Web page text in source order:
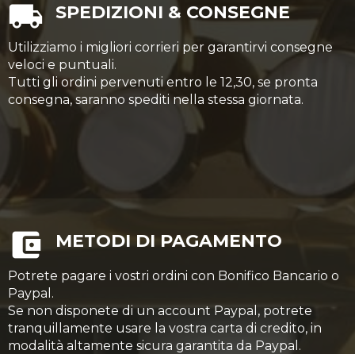
SPEDIZIONI & CONSEGNE
Utilizziamo i migliori corrieri per garantirvi consegne
veloci e puntuali.
Tutti gli ordini pervenuti entro le 12,30, se pronta
consegna, saranno spediti nella stessa giornata.
METODI DI PAGAMENTO
Potrete pagare i vostri ordini con Bonifico Bancario o
Paypal.
Se non disponete di un account Paypal, potrete
tranquillamente usare la vostra carta di credito, in
modalità altamente sicura garantita da Paypal.